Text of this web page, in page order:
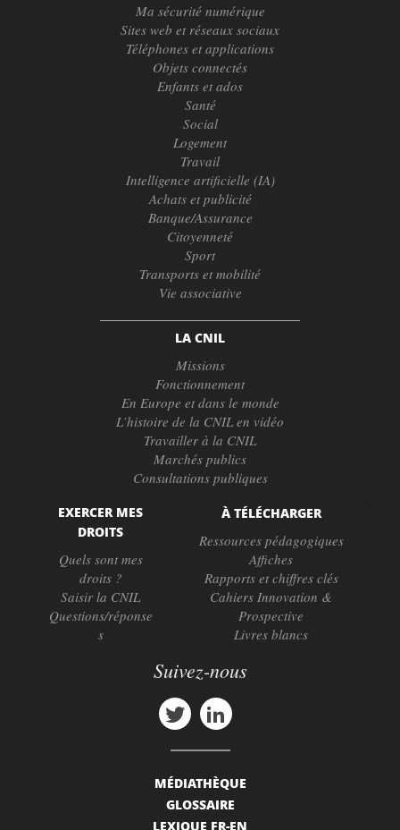
Ma sécurité numérique
Sites web et réseaux sociaux
Téléphones et applications
Objets connectés
Enfants et ados
Santé
Social
Logement
Travail
Intelligence artificielle (IA)
Achats et publicité
Banque/Assurance
Citoyenneté
Sport
Transports et mobilité
Vie associative
LA CNIL
Missions
Fonctionnement
En Europe et dans le monde
L’histoire de la CNIL en vidéo
Travailler à la CNIL
Marchés publics
Consultations publiques
EXERCER MES
DROITS
Quels sont mes
droits ?
Saisir la CNIL
Questions/réponse
s
À TÉLÉCHARGER
Ressources pédagogiques
Affiches
Rapports et chiffres clés
Cahiers Innovation &
Prospective
Livres blancs
Suivez-nous
MÉDIATHÈQUE
GLOSSAIRE
LEXIQUE FR-EN